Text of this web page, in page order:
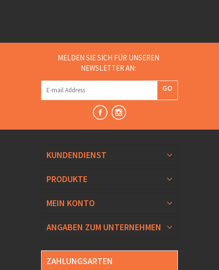
MELDEN SIE SICH FÜR UNSEREN
NEWSLETTER AN:
GO
KUNDENDIENST
PRODUKTE
MEIN KONTO
ANGABEN ZUM UNTERNEHMEN
ZAHLUNGSARTEN